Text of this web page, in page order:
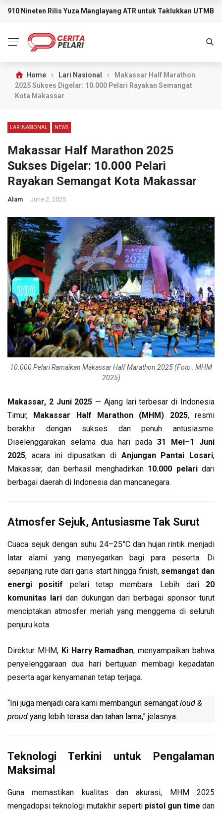
BREAKING NEWS
910 Nineten Rilis Yuza Manglayang ATR untuk Taklukkan UTMB
Home › Lari Nasional ›
Makassar Half Marathon
2025 Sukses Digelar: 10.000 Pelari Rayakan Semangat
Kota Makassar
LARI NASIONAL NEWS
Makassar Half Marathon 2025
Sukses Digelar: 10.000 Pelari
Rayakan Semangat Kota Makassar
Alam June 2, 2025
10.000 Pelari Ramaikan Makassar Half Marathon 2025 (Foto : MHM
2025)
Makassar, 2 Juni 2025 — Ajang lari terbesar di Indonesia
Timur, Makassar Half Marathon (MHM) 2025, resmi
berakhir dengan sukses dan penuh antusiasme.
Diselenggarakan selama dua hari pada 31 Mei–1 Juni
2025, acara ini dipusatkan di Anjungan Pantai Losari,
Makassar, dan berhasil menghadirkan 10.000 pelaridari
berbagai daerah di Indonesia dan mancanegara.
Atmosfer Sejuk, Antusiasme Tak Surut
Cuaca sejuk dengan suhu 24–25°C dan hujan rintik menjadi
latar alami yang menyegarkan bagi para peserta. Di
sepanjang rute dari garis start hingga finish, semangat dan
energi positif pelari tetap membara. Lebih dari 20
komunitas laridan dukungan dari berbagai sponsor turut
menciptakan atmosfer meriah yang menggema di seluruh
penjuru kota.
Direktur MHM, Ki Harry Ramadhan, menyampaikan bahwa
penyelenggaraan dua hari bertujuan membagi kepadatan
peserta agar kenyamanan tetap terjaga.
“Ini juga menjadi cara kami membangun semangat loud &
proud yang lebih terasa dan tahan lama,” jelasnya.
Teknologi Terkini untuk Pengalaman
Maksimal
Guna memastikan kualitas dan akurasi, MHM 2025
mengadopsi teknologi mutakhir seperti pistol gun time dan